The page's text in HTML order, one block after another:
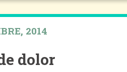
dolor
2014